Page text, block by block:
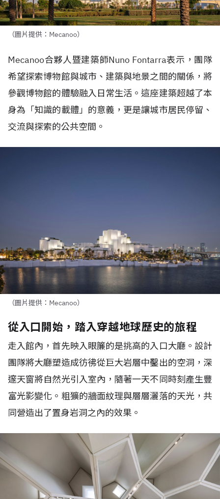
（圖片提供：Mecanoo）
Mecanoo合夥人暨建築師Nuno Fontarra表示，團隊
希望探索博物館與城市、建築與地景之間的關係，將
參觀博物館的體驗融入日常生活。這座建築超越了本
身為「知識的載體」的意義，更是讓城市居民停留、
交流與探索的公共空間。
（圖片提供：Mecanoo）
從入口開始，踏入穿越地球歷史的旅程
走入館內，首先映入眼簾的是挑高的入口大廳。設計
團隊將大廳塑造成彷彿從巨大岩層中鑿出的空洞，深
邃天窗將自然光引入室內，隨著一天不同時刻產生豐
富光影變化。粗獷的牆面紋理與層層灑落的天光，共
同營造出了置身岩洞之內的效果。